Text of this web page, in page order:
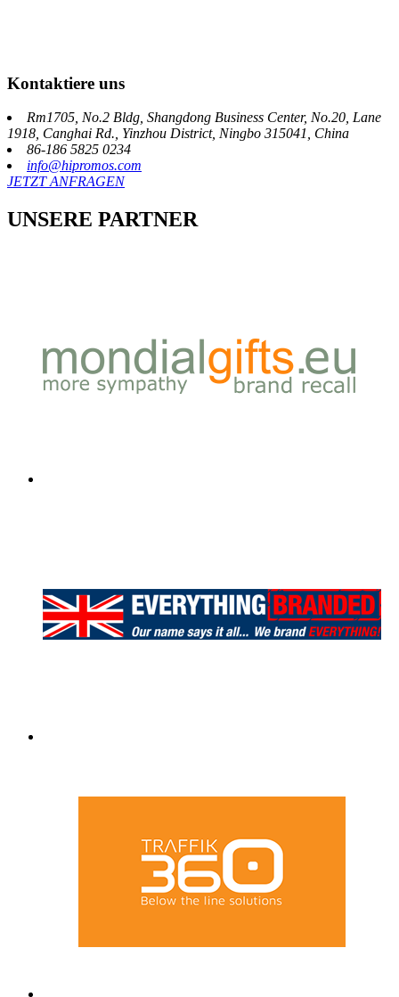
Kontaktiere uns
Rm1705, No.2 Bldg, Shangdong Business Center, No.20, Lane
1918, Canghai Rd., Yinzhou District, Ningbo 315041, China
86-186 5825 0234
info@hipromos.com
JETZT ANFRAGEN
UNSERE PARTNER